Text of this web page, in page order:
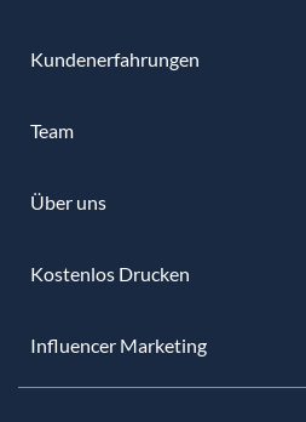
Kundenerfahrungen
Team
Über uns
Kostenlos Drucken
Influencer Marketing